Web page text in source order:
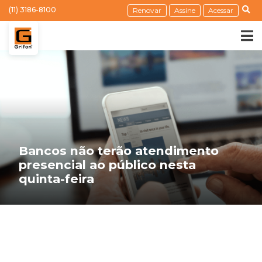
(11) 3186-8100 Renovar Assine Acessar
Bancos não terão atendimento
presencial ao público nesta
quinta-feira